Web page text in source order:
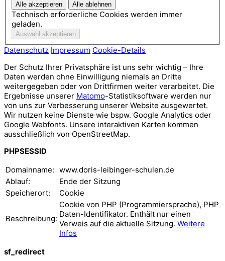
Technisch erforderliche Cookies werden immer
geladen.
Datenschutz Impressum Cookie-Details
Der Schutz Ihrer Privatsphäre ist uns sehr wichtig – Ihre
Daten werden ohne Einwilligung niemals an Dritte
weitergegeben oder von Drittfirmen weiter verarbeitet. Die
Ergebnisse unserer Matomo-Statistiksoftware werden nur
von uns zur Verbesserung unserer Website ausgewertet.
Wir nutzen keine Dienste wie bspw. Google Analytics oder
Google Webfonts. Unsere interaktiven Karten kommen
ausschließlich von OpenStreetMap.
PHPSESSID
Domainname: www.doris-leibinger-schulen.de
Ablauf:
Ende der Sitzung
Speicherort:
Cookie
Beschreibung:
Cookie von PHP (Programmiersprache), PHP
Daten-Identifikator. Enthält nur einen
Verweis auf die aktuelle Sitzung. Weitere
Infos
sf_redirect